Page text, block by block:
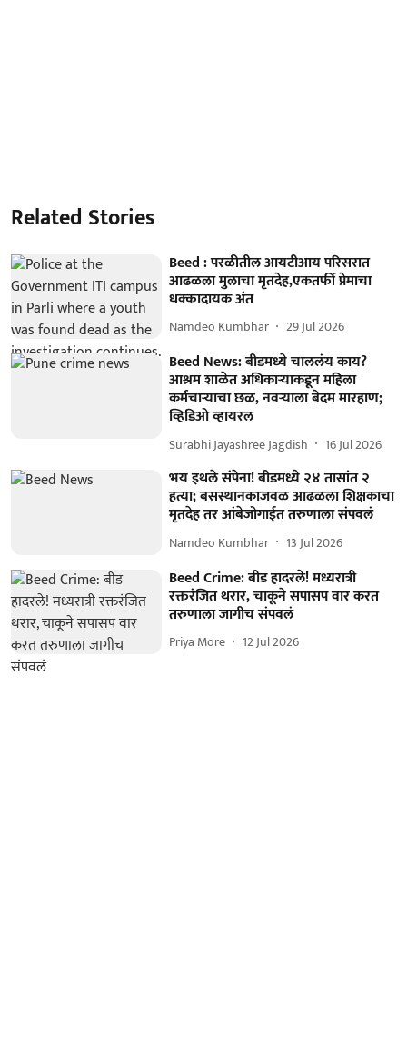
Related Stories
Beed : परळीतील आयटीआय परिसरात
आढळला मुलाचा मृतदेह,एकतर्फी प्रेमाचा
धक्कादायक अंत
Namdeo Kumbhar 29 Jul 2026
Beed News: बीडमध्ये चाललंय काय?
आश्रम शाळेत अधिकाऱ्याकडून महिला
कर्मचाऱ्याचा छळ, नवऱ्याला बेदम मारहाण;
व्हिडिओ व्हायरल
Surabhi Jayashree Jagdish 16 Jul 2026
भय इथले संपेना! बीडमध्ये २४ तासांत २
हत्या; बसस्थानकाजवळ आढळला शिक्षकाचा
मृतदेह तर आंबेजोगाईत तरुणाला संपवलं
Namdeo Kumbhar 13 Jul 2026
Beed Crime: बीड हादरले! मध्यरात्री
रक्तरंजित थरार, चाकूने सपासप वार करत
तरुणाला जागीच संपवलं
Priya More 12 Jul 2026